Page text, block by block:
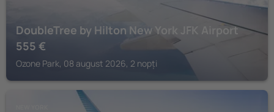
DoubleTree by Hilton New York JFK Airport
555 €
Ozone Park, 08 august 2026, 2 nopți